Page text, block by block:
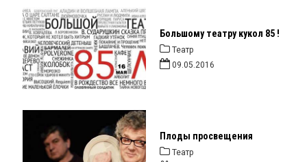
Большому театру кукол 85 !
Театр
09.05.2016
Плоды просвещения
Театр